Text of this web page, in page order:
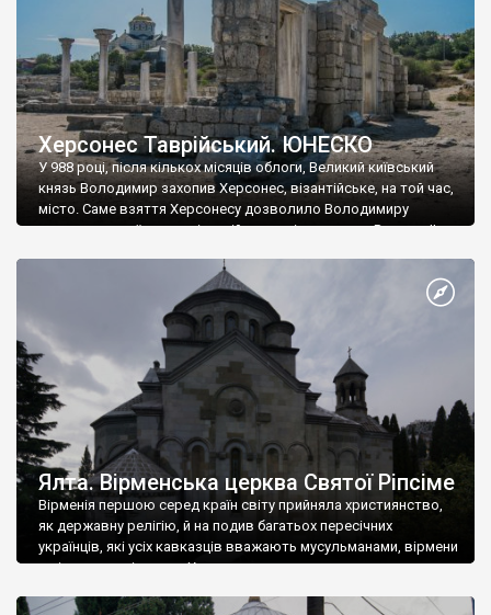
Херсонес Таврійський. ЮНЕСКО
У 988 році, після кількох місяців облоги, Великий київський
князь Володимир захопив Херсонес, візантійське, на той час,
місто. Саме взяття Херсонесу дозволило Володимиру
диктувати свої умови візантійському імператору Василю ІІ, та
Херсонесі Володимир-язичник, став Василем-християнином.
А потім було Хрещення Русі. На честь Херсонесу Таврійського
Ялта. Вірменська церква Святої Ріпсіме
Вірменія першою серед країн світу прийняла християнство,
як державну релігію, й на подив багатьох пересічних
українців, які усіх кавказців вважають мусульманами, вірмени
є відданими вірянами Христа